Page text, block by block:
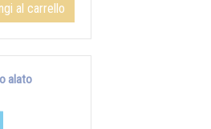
al carrello
alato